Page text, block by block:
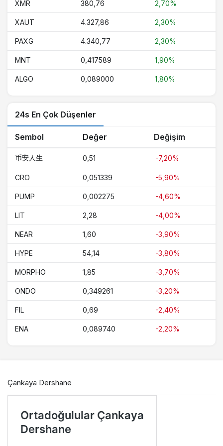
XMR 380,76 2,70%
XAUT 4.327,86 2,30%
PAXG 4.340,77 2,30%
MNT 0,417589 1,90%
ALGO 0,089000 1,80%
24s En Çok Düşenler
Sembol Değer Değişim
币安人生 0,51 -7,20%
CRO 0,051339 -5,90%
PUMP 0,002275 -4,60%
LIT 2,28 -4,00%
NEAR 1,60 -3,90%
HYPE 54,14 -3,80%
MORPHO 1,85 -3,70%
ONDO 0,349261 -3,20%
FIL 0,69 -2,40%
ENA 0,089740 -2,20%
Çankaya Dershane